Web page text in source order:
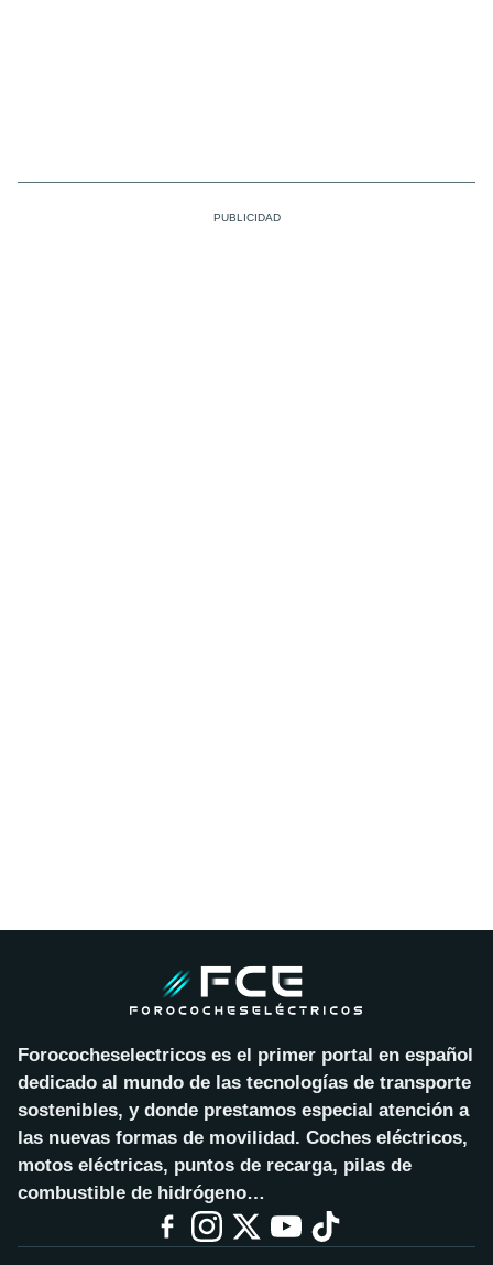
Forococheselectricos es el primer portal en español
dedicado al mundo de las tecnologías de transporte
sostenibles, y donde prestamos especial atención a
las nuevas formas de movilidad. Coches eléctricos,
motos eléctricas, puntos de recarga, pilas de
combustible de hidrógeno…